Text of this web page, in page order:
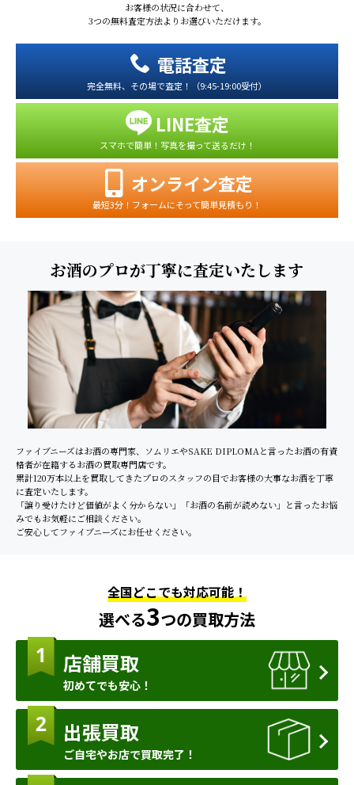
お客様の状況に合わせて、
3つの無料査定方法よりお選びいただけます。
電話査定
完全無料、その場で査定！（9:45-19:00受付）
LINE査定
スマホで簡単！写真を撮って送るだけ！
オンライン査定
最短3分！フォームにそって簡単見積もり！
お酒のプロが丁寧に査定いたします
ファイブニーズはお酒の専門家、ソムリエやSAKE DIPLOMAと言ったお酒の有資
格者が在籍するお酒の買取専門店です。
累計120万本以上を買取してきたプロのスタッフの目でお客様の大事なお酒を丁寧
に査定いたします。
「譲り受けたけど価値がよく分からない」「お酒の名前が読めない」と言ったお悩
みでもお気軽にご相談ください。
ご安心してファイブニーズにお任せください。
全国どこでも対応可能！
選べる3つの買取方法
店舗買取
初めてでも安心！
出張買取
ご自宅やお店で買取完了！